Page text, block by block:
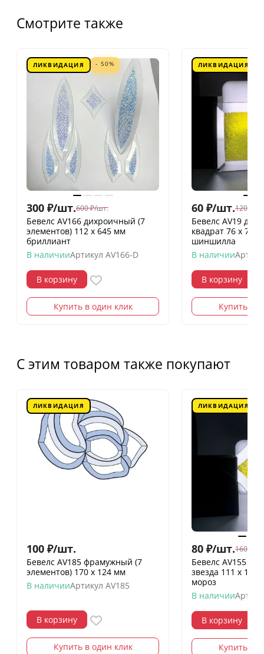
Смотрите также
ЛИКВИДАЦИЯ - 50%
300 ₽/шт.600 ₽/шт.
Бевелс AV166 дихроичный (7
элементов) 112 х 645 мм
бриллиант
В наличииАртикул AV166-D
В корзину
Купить в один клик
ЛИКВИДАЦИЯ
60 ₽/шт.120
Бевелс AV19
квадрат 76 х 76
шиншилла
В наличии
В корзину
Купить в
С этим товаром также покупают
ЛИКВИДАЦИЯ
100 ₽/шт.
Бевелс AV185 фрамужный (7
элементов) 170 х 124 мм
В наличииАртикул AV185
В корзину
Купить в один клик
ЛИКВИДАЦИЯ
80 ₽/шт.160
Бевелс AV155
звезда 111 х
мороз
В наличии
В корзину
Купить в